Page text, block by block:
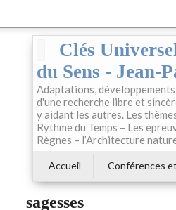
Clés
du Sens - Jean-
Adaptations,
d'une recherche libre et
y aidant les autres. Les
Rythme du Temps – Les
Règnes – l’Architecture
Accueil Conférences
sagesses